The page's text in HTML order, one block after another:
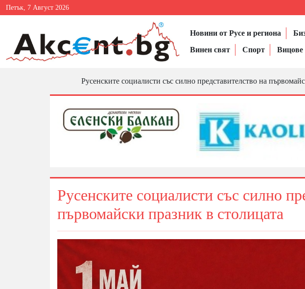
Петък, 7 Август 2026
Новини от Русе и региона
Винен свят
Спорт Вицове
Русенските социалисти със силно представителство на
Русенските социалисти със силно
първомайски празник в столицата